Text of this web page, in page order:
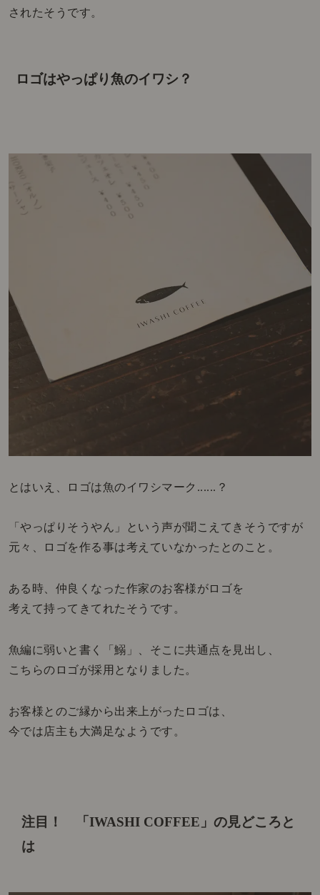
されたそうです。
ロゴはやっぱり魚のイワシ？
とはいえ、ロゴは魚のイワシマーク......？
「やっぱりそうやん」という声が聞こえてきそうですが
元々、ロゴを作る事は考えていなかったとのこと。
ある時、仲良くなった作家のお客様がロゴを
考えて持ってきてれたそうです。
魚編に弱いと書く「鰯」、そこに共通点を見出し、
こちらのロゴが採用となりました。
お客様とのご縁から出来上がったロゴは、
今では店主も大満足なようです。
注目！ 「IWASHI COFFEE」の見どころと
は